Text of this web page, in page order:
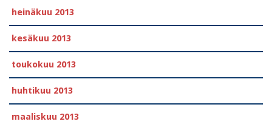
heinäkuu 2013
kesäkuu 2013
toukokuu 2013
huhtikuu 2013
maaliskuu 2013